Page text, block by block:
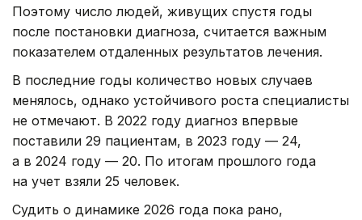
Поэтому число людей, живущих спустя годы
после постановки диагноза, считается важным
показателем отдаленных результатов лечения.
В последние годы количество новых случаев
менялось, однако устойчивого роста специалисты
не отмечают. В 2022 году диагноз впервые
поставили 29 пациентам, в 2023 году — 24,
а в 2024 году — 20. По итогам прошлого года
на учет взяли 25 человек.
Судить о динамике 2026 года пока рано,